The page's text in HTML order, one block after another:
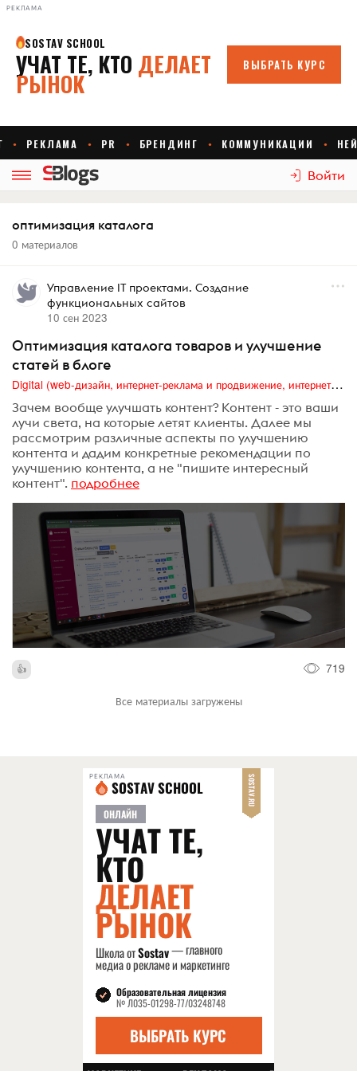
РЕКЛАМА
Войти
оптимизация каталога
0 материалов
Управление IT проектами. Создание
функциональных сайтов
10 сен 2023
Оптимизация каталога товаров и улучшение
статей в блоге
Digital (web-дизайн, интернет-реклама и продвижение, интернет-сообщества и блоги, интернет-коммуникации, мобильный маркетинг, реклама на цифровых экранах)
Зачем вообще улучшать контент? Контент - это ваши
лучи света, на которые летят клиенты. Далее мы
рассмотрим различные аспекты по улучшению
контента и дадим конкретные рекомендации по
улучшению контента, а не "пишите интересный
контент". подробнее
719
Все материалы загружены
РЕКЛАМА